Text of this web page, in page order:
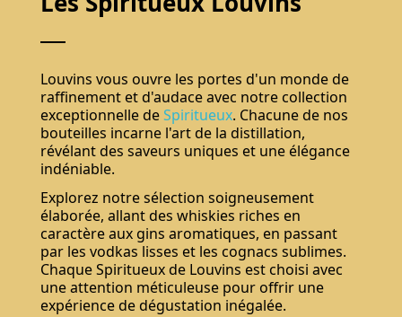
Louvins vous ouvre les portes d'un monde de
raffinement et d'audace avec notre collection
exceptionnelle deSpiritueux. Chacune de nos
bouteilles incarne l'art de la distillation,
révélant des saveurs uniques et une élégance
indéniable.
Explorez notre sélection soigneusement
élaborée, allant des whiskies riches en
caractère aux gins aromatiques, en passant
par les vodkas lisses et les cognacs sublimes.
Chaque Spiritueux de Louvins est choisi avec
une attention méticuleuse pour offrir une
expérience de dégustation inégalée.